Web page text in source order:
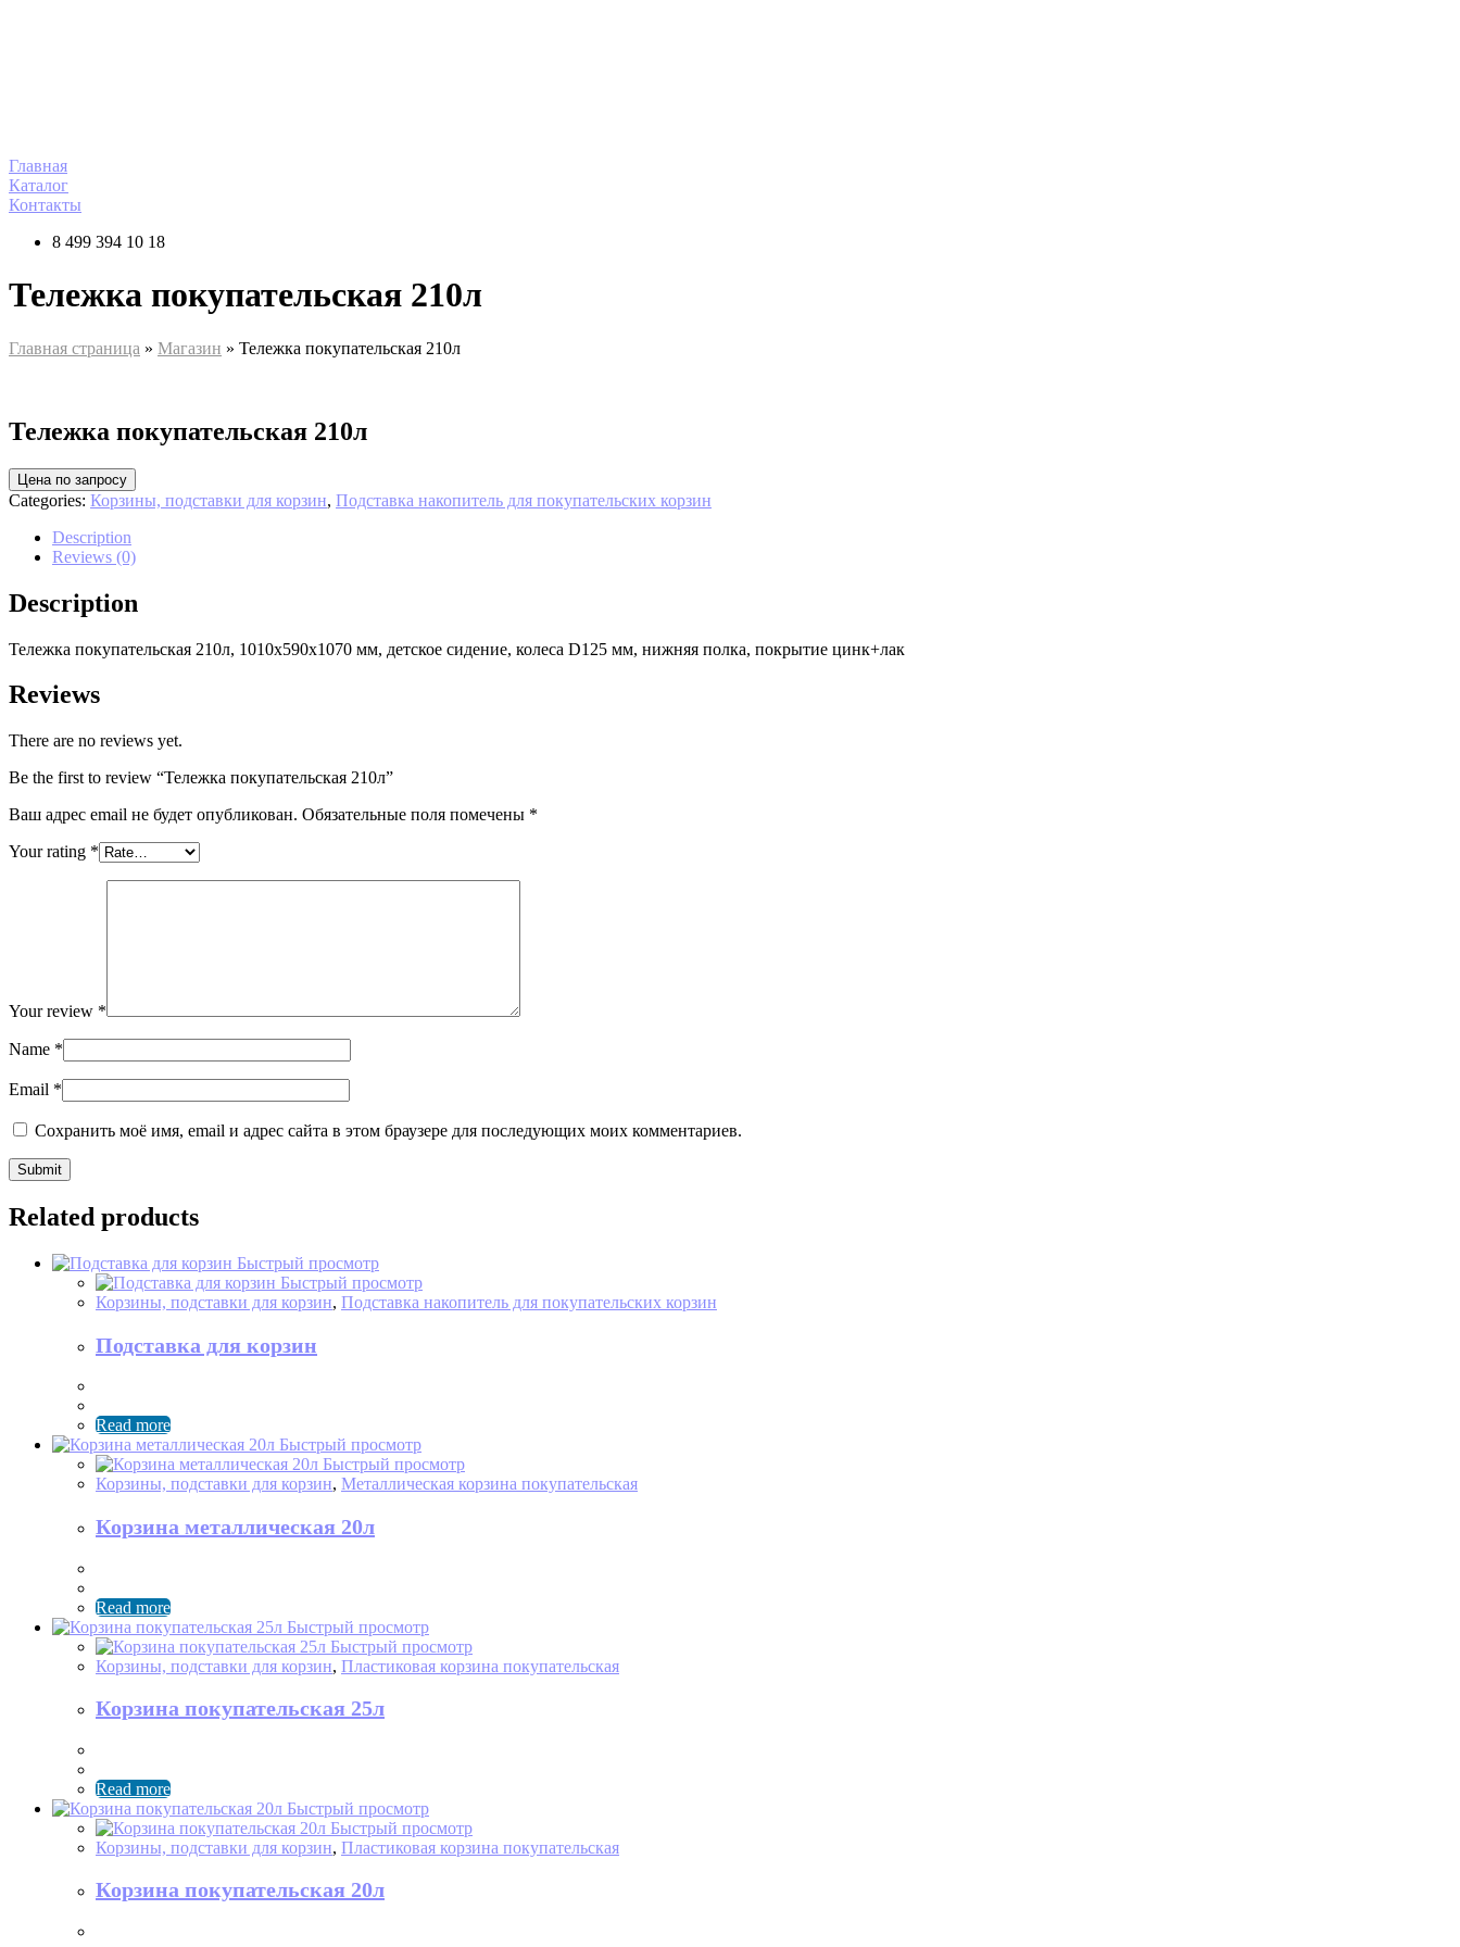
Главная
Каталог
Контакты
8 499 394 10 18
Тележка покупательская 210л
Главная страница » Магазин » Тележка покупательская 210л
Тележка покупательская 210л
Цена по запросу
Categories: Корзины, подставки для корзин, Подставка накопитель для покупательских корзин
Description
Reviews (0)
Description
Тележка покупательская 210л, 1010х590х1070 мм, детское сидение, колеса D125 мм, нижняя полка, покрытие цинк+лак
Reviews
There are no reviews yet.
Be the first to review “Тележка покупательская 210л”
Ваш адрес email не будет опубликован. Обязательные поля помечены *
Your rating *
Your review *
Name *
Email *
Сохранить моё имя, email и адрес сайта в этом браузере для последующих моих комментариев.
Related products
Быстрый просмотр
Быстрый просмотр
Корзины, подставки для корзин, Подставка накопитель для покупательских корзин
Подставка для корзин
Read more
Быстрый просмотр
Быстрый просмотр
Корзины, подставки для корзин, Металлическая корзина покупательская
Корзина металлическая 20л
Read more
Быстрый просмотр
Быстрый просмотр
Корзины, подставки для корзин, Пластиковая корзина покупательская
Корзина покупательская 25л
Read more
Быстрый просмотр
Быстрый просмотр
Корзины, подставки для корзин, Пластиковая корзина покупательская
Корзина покупательская 20л